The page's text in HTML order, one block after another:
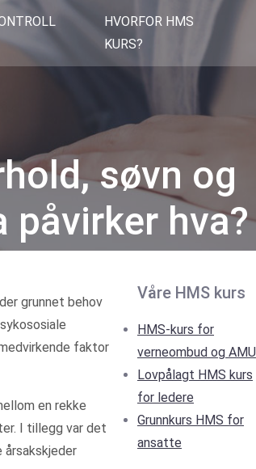
HVORFOR HMS
KURS?
søvn og
påvirker hva?
grunnet behov
faktor
en rekke
I tillegg var det
årsakskjeder
Våre HMS kurs
HMS-kurs for
verneombud og AMU
Lovpålagt HMS kurs
for ledere
Grunnkurs HMS for
ansatte